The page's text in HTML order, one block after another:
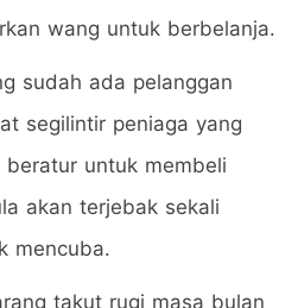
wang untuk berbelanja.
sudah ada pelanggan
segilintir peniaga yang
untuk membeli
akan terjebak sekali
mencuba.
takut rugi masa bulan